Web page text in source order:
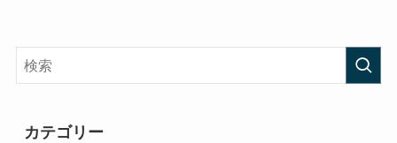
カテゴリー